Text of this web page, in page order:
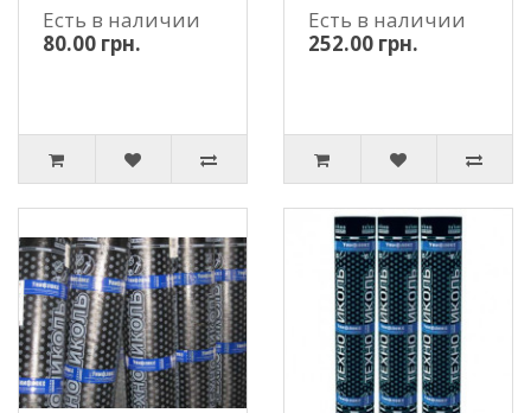
Есть в наличии
80.00 грн.
Есть в наличии
252.00 грн.